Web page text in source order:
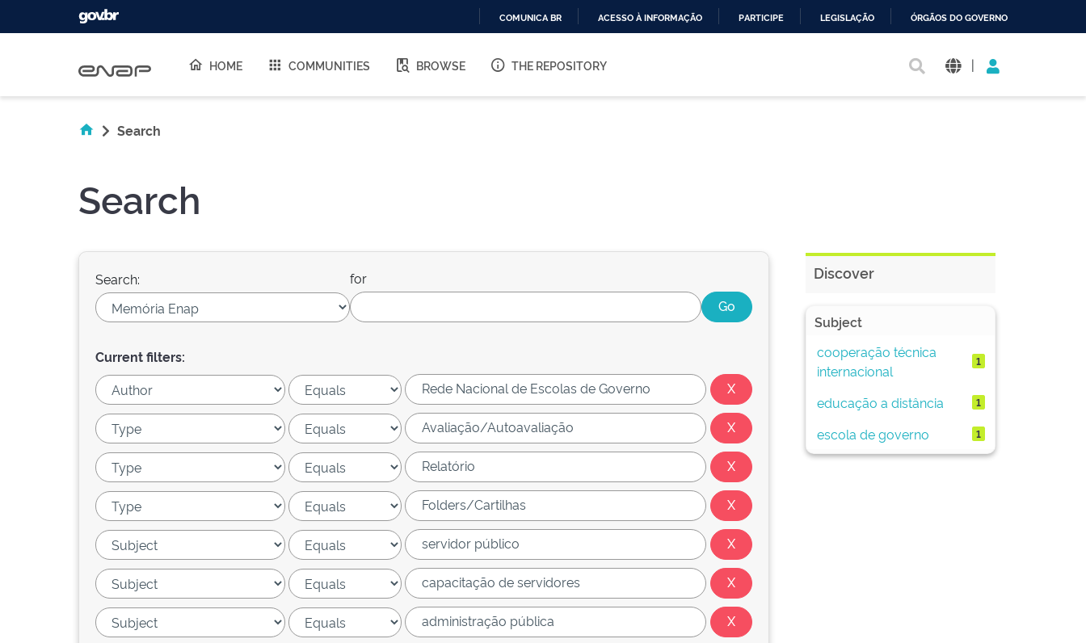
O
COMUNICA BR ACESSO À INFORMAÇÃO PARTICIPE LEGISLAÇÃO ÓRGÃOS DO GOVERNO
HOME COMMUNITIES BROWSE THE REPOSITORY |
Search
Search
Search: for
Current filters:
Discover
Subject
cooperação técnica
internacional
1
educação a distância 1
escola de governo 1